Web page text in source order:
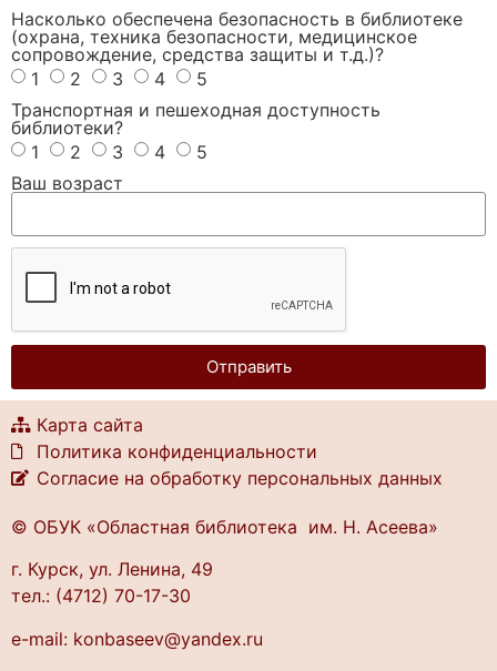
Насколько обеспечена безопасность в библиотеке
(охрана, техника безопасности, медицинское
сопровождение, средства защиты и т.д.)?
1
2 3 4
5
Транспортная и пешеходная доступность
библиотеки?
1
2 3 4
5
Ваш возраст
Отправить
Карта сайта
Политика конфиденциальности
Согласие на обработку персональных данных
© ОБУК «Областная библиотека им. Н. Асеева»
г. Курск, ул. Ленина, 49
тел.: (4712) 70-17-30
e-mail: konbaseev@yandex.ru